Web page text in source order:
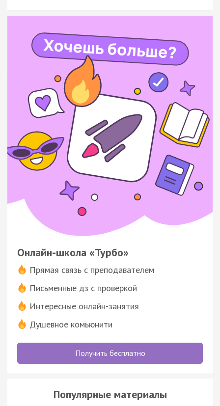
Онлайн-школа «Турбо»
Прямая связь с преподавателем
Письменные дз с проверкой
Интересные онлайн-занятия
Душевное комьюнити
Получить бесплатно
Популярные материалы